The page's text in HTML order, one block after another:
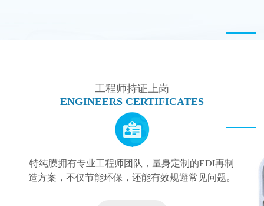
工程师持证上岗
ENGINEERS CERTIFICATES
特纯膜拥有专业工程师团队，量身定制的EDI再制
造方案，不仅节能环保，还能有效规避常见问题。